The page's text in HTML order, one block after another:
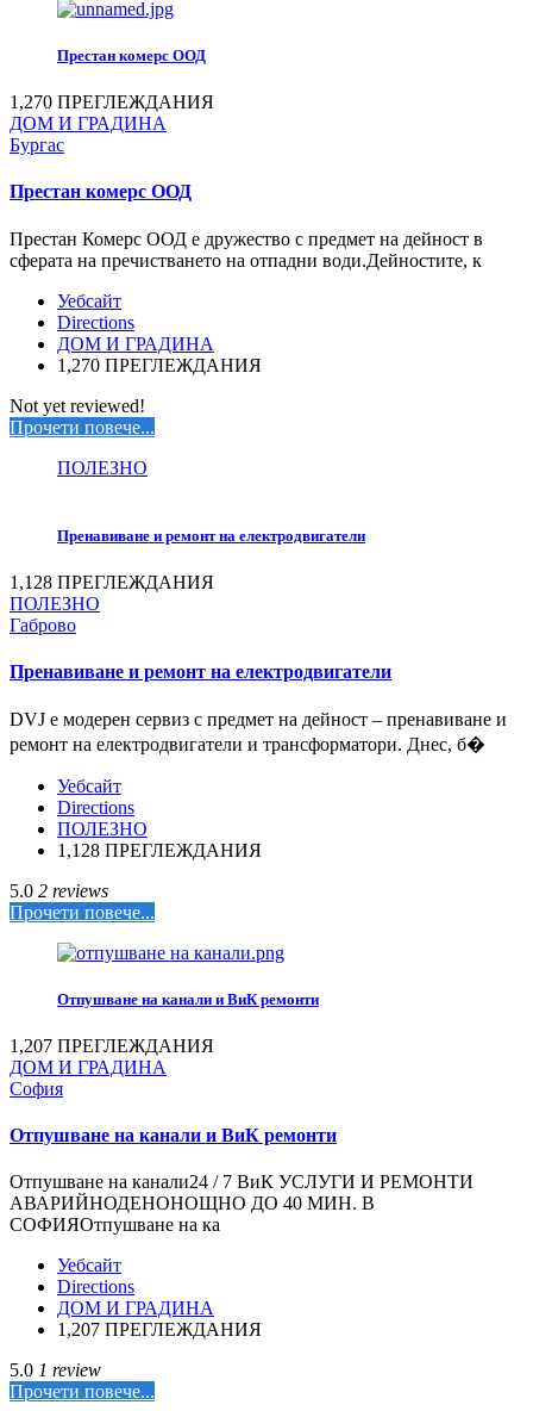
Престан комерс ООД
1,270 ПРЕГЛЕЖДАНИЯ
ДОМ И ГРАДИНА
Бургас
Престан комерс ООД
Престан Комерс ООД е дружество с предмет на дейност в
сферата на пречистването на отпадни води.Дейностите, к
Уебсайт
Directions
ДОМ И ГРАДИНА
1,270 ПРЕГЛЕЖДАНИЯ
Not yet reviewed!
Прочети повече...
ПОЛЕЗНО
Пренавиване и ремонт на електродвигатели
1,128 ПРЕГЛЕЖДАНИЯ
ПОЛЕЗНО
Габрово
Пренавиване и ремонт на електродвигатели
DVJ е модерен сервиз с предмет на дейност – пренавиване и
ремонт на електродвигатели и трансформатори. Днес, б�
Уебсайт
Directions
ПОЛЕЗНО
1,128 ПРЕГЛЕЖДАНИЯ
5.0 2 reviews
Прочети повече...
Отпушване на канали и ВиК ремонти
1,207 ПРЕГЛЕЖДАНИЯ
ДОМ И ГРАДИНА
София
Отпушване на канали и ВиК ремонти
Отпушване на канали24 / 7 ВиК УСЛУГИ И РЕМОНТИ
АВАРИЙНОДЕНОНОЩНО ДО 40 МИН. В
СОФИЯОтпушване на ка
Уебсайт
Directions
ДОМ И ГРАДИНА
1,207 ПРЕГЛЕЖДАНИЯ
5.0 1 review
Прочети повече...